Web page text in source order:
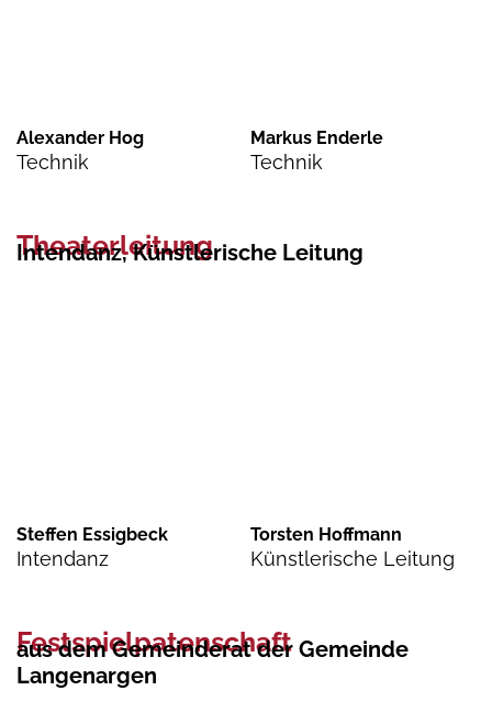
Technik
Alexander Hog
Technik
Markus Enderle
Theaterleitung
Intendanz, Künstlerische Leitung
Intendanz
Steffen Essigbeck
Künstlerische Leitung
Torsten Hoffmann
Festspielpatenschaft
aus dem Gemeinderat der Gemeinde
Langenargen